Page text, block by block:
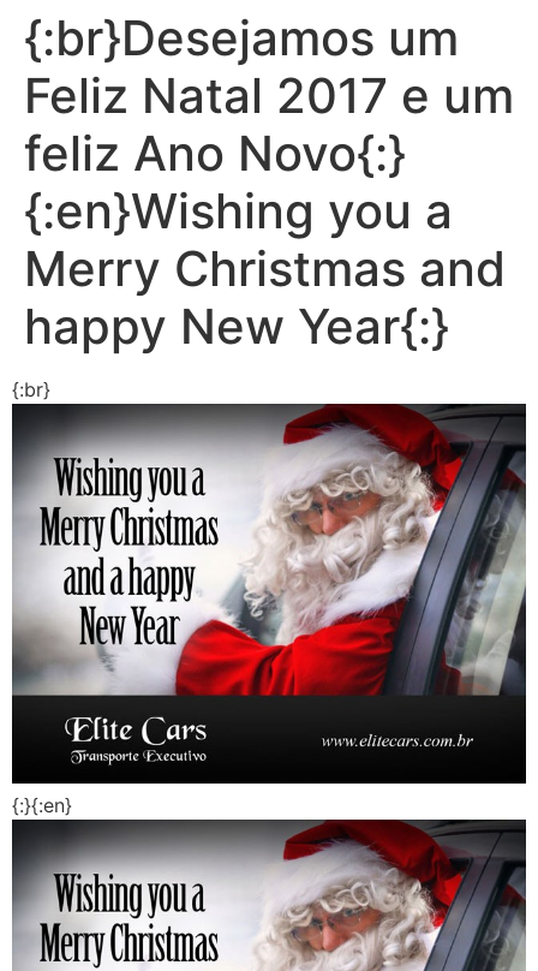
{:br}Desejamos um
Feliz Natal 2017 e um
feliz Ano Novo{:}
{:en}Wishing you a
Merry Christmas and
happy New Year{:}
{:br}
{:}{:en}